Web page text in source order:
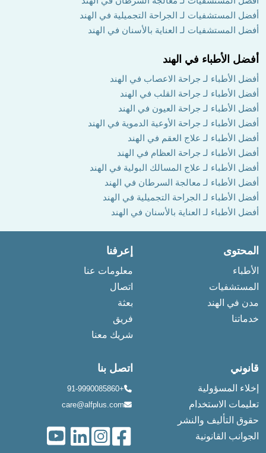
أفضل المستشفيات لـ الجراحة التجميلية في الهند
أفضل المستشفيات لـ العناية بالأسنان في الهند
أفضل الأطباء في الهند
أفضل الأطباء لـ جراحة الاعصاب في الهند
أفضل الأطباء لـ جراحة القلب في الهند
أفضل الأطباء لـ جراحة العيون في الهند
أفضل الأطباء لـ جراحة الأوعية الدموية في الهند
أفضل الأطباء لـ علاج العقم في الهند
أفضل الأطباء لـ جراحة العظام في الهند
أفضل الأطباء لـ علاج المسالك البولية في الهند
أفضل الأطباء لـ معالجة السرطان في الهند
أفضل الأطباء لـ الجراحة التجميلية في الهند
أفضل الأطباء لـ العناية بالأسنان في الهند
المحتوى
الأطباء
المستشفيات
مدن في الهند
خدماتنا
إعرفنا
معلومات عنا
اتصال
بعثة
فريق
شريك معنا
قانوني
إخلاء المسؤولية
تعليمات الاستخدام
حقوق التأليف والنشر
الجوانب القانونية
اتصل بنا
+91-9990085860
care@alfplus.com